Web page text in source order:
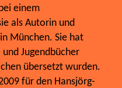
einem
als Autorin und
München. Sie hat
Jugendbücher
übersetzt wurden.
für den Hansjörg-